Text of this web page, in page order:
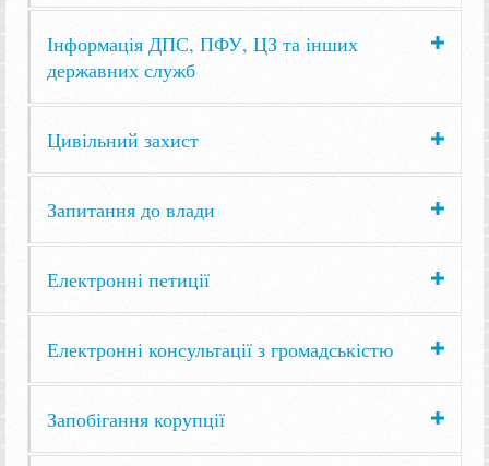
Інформація ДПС, ПФУ, ЦЗ та інших
державних служб
Цивільний захист
Запитання до влади
Електронні петиції
Електронні консультації з громадськістю
Запобігання корупції